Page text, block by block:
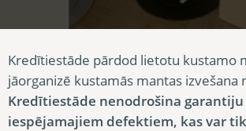
18,15€
Kredītiestāde pārdod lietotu kustamo
jāorganizē kustamās mantas
Kredītiestāde nenodrošina
iespējamajiem defektiem, kas var